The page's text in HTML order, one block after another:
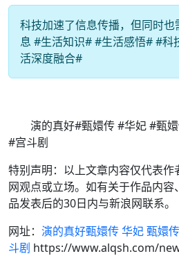
科技加速了信息传播，但同时
息 #生活知识# #生活感悟# #科
活深度融合#
演的真好#甄嬛传 #华妃 #甄嬛
#宫斗剧
特别声明：以上文章内容仅代表
网观点或立场。如有关于作品内
品发表后的30日内与新浪网联系。
网址： 演的真好甄嬛传 华妃 甄嬛
斗剧 https://www.alqsh.com/